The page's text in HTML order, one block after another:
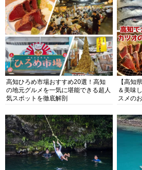
高知ひろめ市場おすすめ20選！高知
の地元グルメを一気に堪能できる超人
気スポットを徹底解剖
【高知
＆美味
スメの